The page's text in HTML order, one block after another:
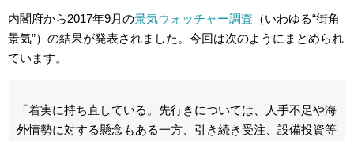
内閣府から2017年9月の景気ウォッチャー調査 （いわゆる“街角
景気”）の結果が発表されました。今回は次のようにまとめられ
ています。
「着実に持ち直している。先行きについては、人手不足や海
外情勢に対する懸念もある一方、引き続き受注、設備投資等